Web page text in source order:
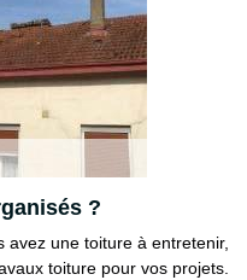
?
une toiture à entretenir,
toiture pour vos projets.